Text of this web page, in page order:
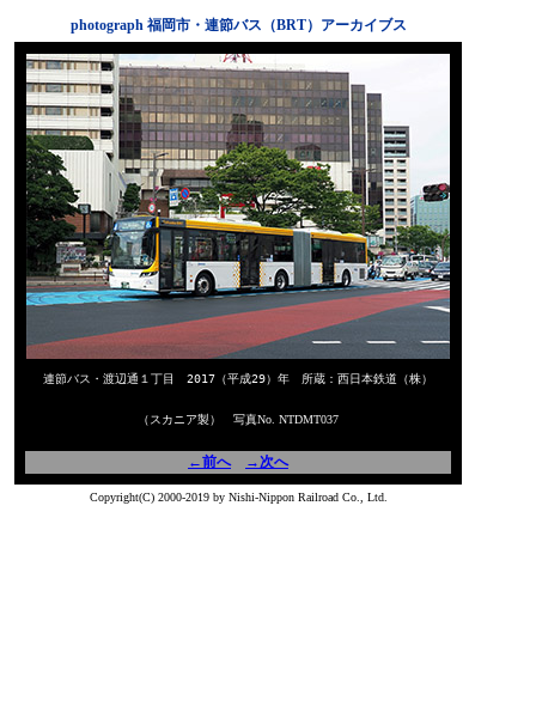
photograph 福岡市・連節バス（BRT）アーカイブス
連節バス・渡辺通１丁目 2017（平成29）年 所蔵：西日本鉄道（株）
（スカニア製） 写真No. NTDMT037
←前へ →次へ
Copyright(C) 2000-2019 by Nishi-Nippon Railroad Co., Ltd.